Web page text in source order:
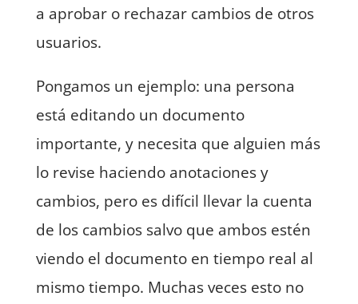
a aprobar o rechazar cambios de otros
usuarios.
Pongamos un ejemplo: una persona
está editando un documento
importante, y necesita que alguien más
lo revise haciendo anotaciones y
cambios, pero es difícil llevar la cuenta
de los cambios salvo que ambos estén
viendo el documento en tiempo real al
mismo tiempo. Muchas veces esto no